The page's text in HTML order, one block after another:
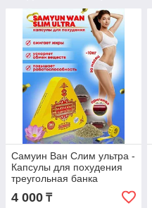
Самуин Ван Слим ультра -
Капсулы для похудения
треугольная банка
4 000 ₸